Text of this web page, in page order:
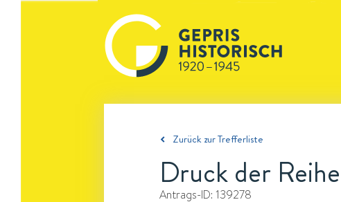
Zurück zur Trefferliste
Druck der
Antrags-ID: 139278